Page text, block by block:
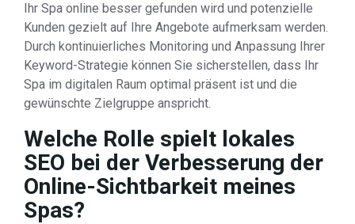
Ihr Spa online besser gefunden wird und potenzielle
Kunden gezielt auf Ihre Angebote aufmerksam werden.
Durch kontinuierliches Monitoring und Anpassung Ihrer
Keyword-Strategie können Sie sicherstellen, dass Ihr
Spa im digitalen Raum optimal präsent ist und die
gewünschte Zielgruppe anspricht.
Welche Rolle spielt lokales
SEO bei der Verbesserung der
Online-Sichtbarkeit meines
Spas?